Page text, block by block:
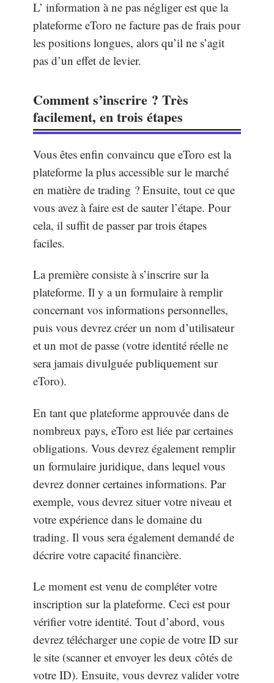
L’ information à ne pas négliger est que la
plateforme eToro ne facture pas de frais pour
les positions longues, alors qu’il ne s’agit
pas d’un effet de levier.
Comment s’inscrire ? Très
facilement, en trois étapes
Vous êtes enfin convaincu que eToro est la
plateforme la plus accessible sur le marché
en matière de trading ? Ensuite, tout ce que
vous avez à faire est de sauter l’étape. Pour
cela, il suffit de passer par trois étapes
faciles.
La première consiste à s’inscrire sur la
plateforme. Il y a un formulaire à remplir
concernant vos informations personnelles,
puis vous devrez créer un nom d’utilisateur
et un mot de passe (votre identité réelle ne
sera jamais divulguée publiquement sur
eToro).
En tant que plateforme approuvée dans de
nombreux pays, eToro est liée par certaines
obligations. Vous devrez également remplir
un formulaire juridique, dans lequel vous
devrez donner certaines informations. Par
exemple, vous devrez situer votre niveau et
votre expérience dans le domaine du
trading. Il vous sera également demandé de
décrire votre capacité financière.
Le moment est venu de compléter votre
inscription sur la plateforme. Ceci est pour
vérifier votre identité. Tout d’abord, vous
devrez télécharger une copie de votre ID sur
le site (scanner et envoyer les deux côtés de
votre ID). Ensuite, vous devrez valider votre